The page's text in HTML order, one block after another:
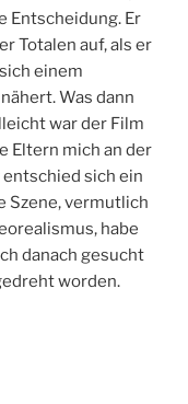
Entscheidung. Er
Totalen auf, als er
einem
Was dann
war der Film
Eltern mich an der
sich ein
Szene, vermutlich
habe
danach gesucht
worden.